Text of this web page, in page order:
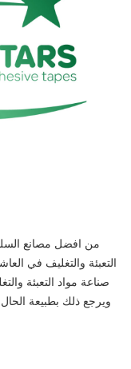
التعبئة والتغليف في
صناعة مواد التعبئة
ويرجع ذلك بطبيعة الحال